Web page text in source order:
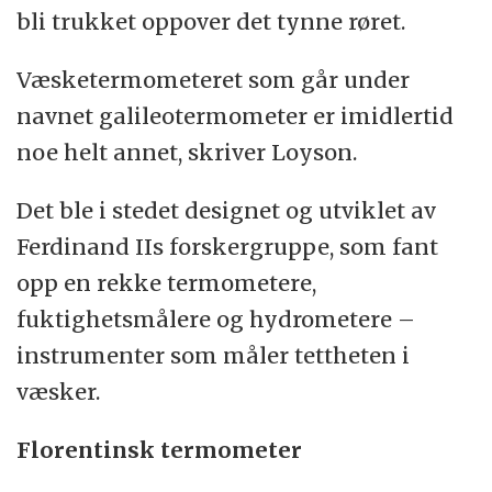
bli trukket oppover det tynne røret.
Væsketermometeret som går under
navnet galileotermometer er imidlertid
noe helt annet, skriver Loyson.
Det ble i stedet designet og utviklet av
Ferdinand IIs forskergruppe, som fant
opp en rekke termometere,
fuktighetsmålere og hydrometere –
instrumenter som måler tettheten i
væsker.
Florentinsk termometer